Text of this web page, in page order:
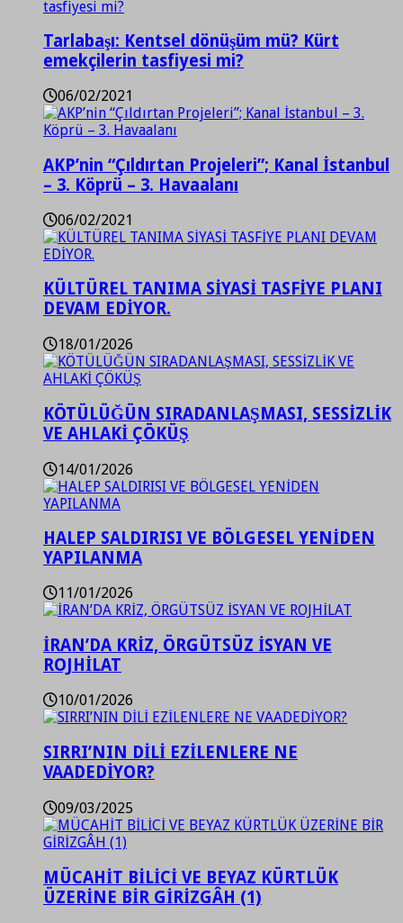
Tarlabaşı: Kentsel dönüşüm mü? Kürt
emekçilerin tasfiyesi mi?
06/02/2021
AKP’nin “Çıldırtan Projeleri”; Kanal İstanbul
– 3. Köprü – 3. Havaalanı
06/02/2021
KÜLTÜREL TANIMA SİYASİ TASFİYE PLANI
DEVAM EDİYOR.
18/01/2026
KÖTÜLÜĞÜN SIRADANLAŞMASI, SESSİZLİK
VE AHLAKİ ÇÖKÜŞ
14/01/2026
HALEP SALDIRISI VE BÖLGESEL YENİDEN
YAPILANMA
11/01/2026
İRAN’DA KRİZ, ÖRGÜTSÜZ İSYAN VE
ROJHİLAT
10/01/2026
SIRRI’NIN DİLİ EZİLENLERE NE
VAADEDİYOR?
09/03/2025
MÜCAHİT BİLİCİ VE BEYAZ KÜRTLÜK
ÜZERİNE BİR GİRİZGÂH (1)